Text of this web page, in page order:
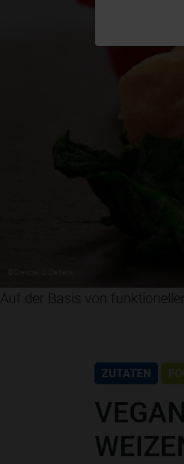
Auf der Basis von
ZUTATEN